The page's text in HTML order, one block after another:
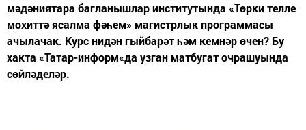
мәдәниятара багланышлар институтында «Төрки телле
мохиттә ясалма фәһем» магистрлык программасы
ачылачак. Курс нидән гыйбарәт һәм кемнәр өчен? Бу
хакта «Татар-информ«да узган матбугат очрашуында
сөйләделәр.